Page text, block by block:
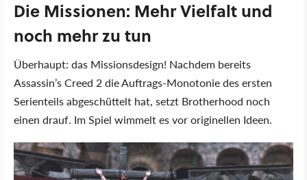
Die Missionen: Mehr Vielfalt und
noch mehr zu tun
Überhaupt: das Missionsdesign! Nachdem bereits
Assassin’s Creed 2 die Auftrags-Monotonie des ersten
Serienteils abgeschüttelt hat, setzt Brotherhood noch
einen drauf. Im Spiel wimmelt es vor originellen Ideen.